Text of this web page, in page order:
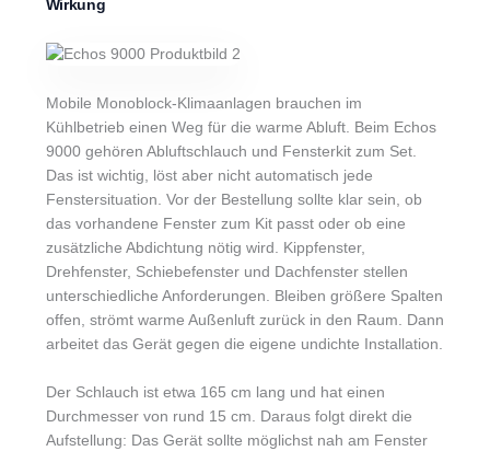
Wirkung
Mobile Monoblock-Klimaanlagen brauchen im
Kühlbetrieb einen Weg für die warme Abluft. Beim Echos
9000 gehören Abluftschlauch und Fensterkit zum Set.
Das ist wichtig, löst aber nicht automatisch jede
Fenstersituation. Vor der Bestellung sollte klar sein, ob
das vorhandene Fenster zum Kit passt oder ob eine
zusätzliche Abdichtung nötig wird. Kippfenster,
Drehfenster, Schiebefenster und Dachfenster stellen
unterschiedliche Anforderungen. Bleiben größere Spalten
offen, strömt warme Außenluft zurück in den Raum. Dann
arbeitet das Gerät gegen die eigene undichte Installation.
Der Schlauch ist etwa 165 cm lang und hat einen
Durchmesser von rund 15 cm. Daraus folgt direkt die
Aufstellung: Das Gerät sollte möglichst nah am Fenster